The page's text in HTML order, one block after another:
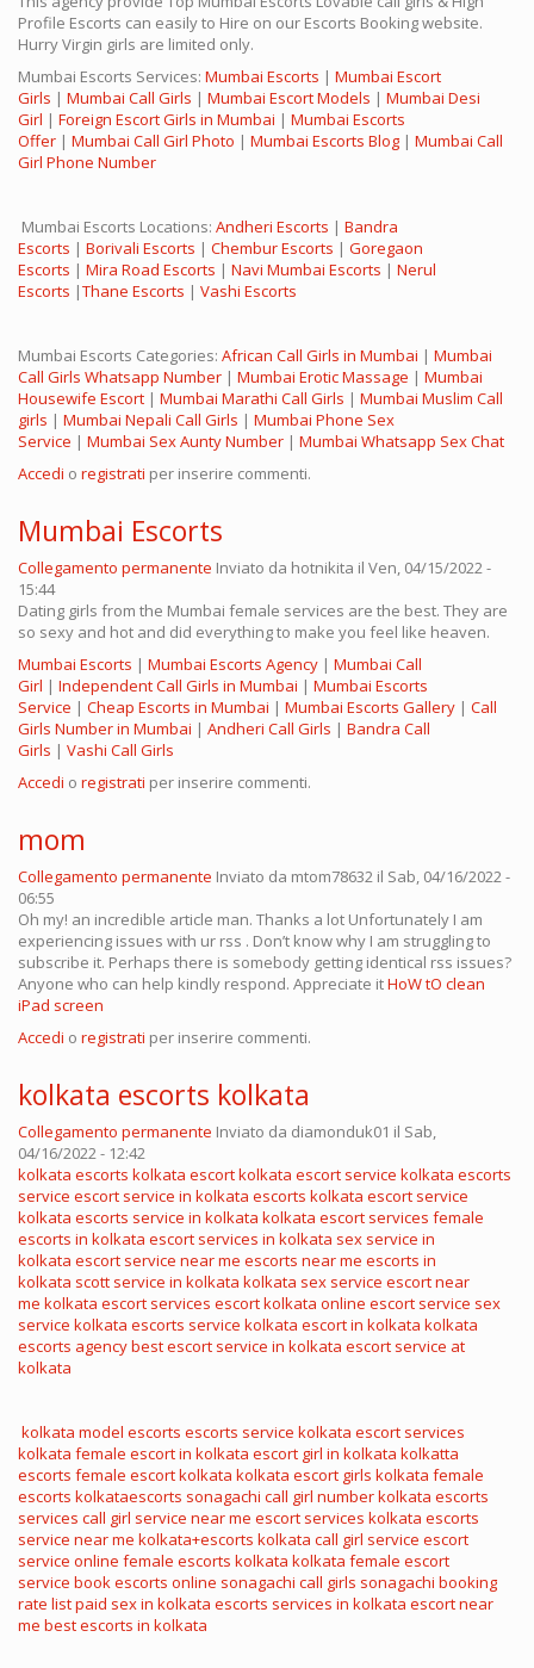
Profile Escorts can easily to Hire on our Escorts Booking website.
Hurry Virgin girls are limited only.
Mumbai Escorts Services: Mumbai Escorts | Mumbai Escort
Girls | Mumbai Call Girls | Mumbai Escort Models | Mumbai Desi
Girl | Foreign Escort Girls in Mumbai | Mumbai Escorts
Offer | Mumbai Call Girl Photo | Mumbai Escorts Blog | Mumbai Call
Girl Phone Number
Mumbai Escorts Locations: Andheri Escorts | Bandra
Escorts | Borivali Escorts | Chembur Escorts | Goregaon
Escorts | Mira Road Escorts | Navi Mumbai Escorts | Nerul
Escorts |Thane Escorts | Vashi Escorts
Mumbai Escorts Categories: African Call Girls in Mumbai | Mumbai
Call Girls Whatsapp Number | Mumbai Erotic Massage | Mumbai
Housewife Escort | Mumbai Marathi Call Girls | Mumbai Muslim Call
girls | Mumbai Nepali Call Girls | Mumbai Phone Sex
Service | Mumbai Sex Aunty Number | Mumbai Whatsapp Sex Chat
Accedi o registrati per inserire commenti.
Mumbai Escorts
Collegamento permanente Inviato da hotnikita il Ven, 04/15/2022 -
15:44
Dating girls from the Mumbai female services are the best. They are
so sexy and hot and did everything to make you feel like heaven.
Mumbai Escorts | Mumbai Escorts Agency | Mumbai Call
Girl | Independent Call Girls in Mumbai | Mumbai Escorts
Service | Cheap Escorts in Mumbai | Mumbai Escorts Gallery | Call
Girls Number in Mumbai | Andheri Call Girls | Bandra Call
Girls | Vashi Call Girls
Accedi o registrati per inserire commenti.
mom
Collegamento permanente Inviato da mtom78632 il Sab, 04/16/2022 -
06:55
Oh my! an incredible article man. Thanks a lot Unfortunately I am
experiencing issues with ur rss . Don’t know why I am struggling to
subscribe it. Perhaps there is somebody getting identical rss issues?
Anyone who can help kindly respond. Appreciate itHoW tO clean
iPad screen
Accedi o registrati per inserire commenti.
kolkata escorts kolkata
Collegamento permanente Inviato da diamonduk01 il Sab,
04/16/2022 - 12:42
kolkata escorts kolkata escortkolkata escort service kolkata escorts
service escort service in kolkata escorts kolkata escort service
kolkata escorts service in kolkata kolkata escort services female
escorts in kolkata escort services in kolkata sex service in
kolkata escort service near me escorts near me escorts in
kolkata scott service in kolkata kolkata sex service escort near
me kolkata escort services escort kolkata online escort service sex
service kolkata escorts service kolkata escort in kolkata kolkata
escorts agencybest escort service in kolkata escort service at
kolkata
kolkata model escorts escorts service kolkata escort services
kolkata female escort in kolkata escort girl in kolkata kolkatta
escorts female escort kolkata kolkata escort girls kolkata female
escorts kolkataescorts sonagachi call girl numberkolkata escorts
services call girl service near me escort services kolkata escorts
service near me kolkata+escorts kolkata call girl service escort
service online female escorts kolkata kolkata female escort
service book escorts online sonagachi call girls sonagachi booking
rate listpaid sex in kolkata escorts services in kolkata escort near
me best escorts in kolkata